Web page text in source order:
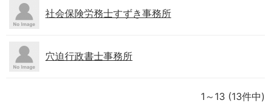
社会保険労務士すずき事務所
穴迫行政書士事務所
1～13 (13件中)